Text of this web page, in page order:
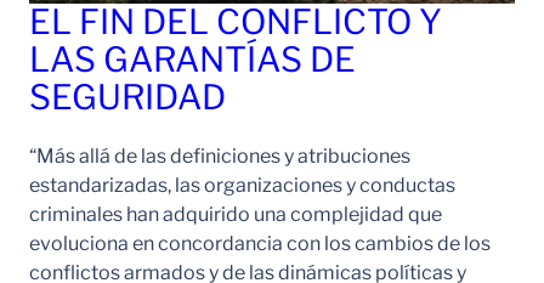
EL FIN DEL CONFLICTO Y
LAS GARANTÍAS DE
SEGURIDAD
“Más allá de las definiciones y atribuciones
estandarizadas, las organizaciones y conductas
criminales han adquirido una complejidad que
evoluciona en concordancia con los cambios de los
conflictos armados y de las dinámicas políticas y